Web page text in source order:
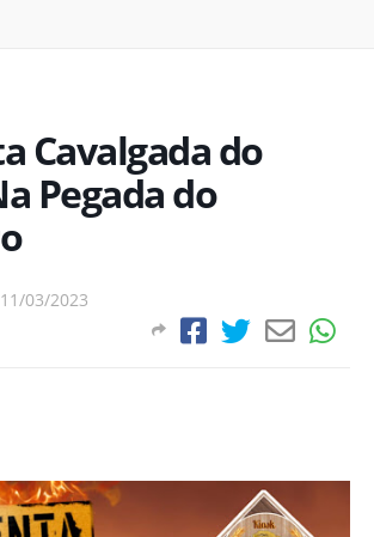
Cavalgada do
Pegada do
11/03/2023